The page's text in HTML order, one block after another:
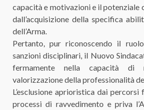
capacità e motivazioni e il
dall’acquisizione della specifica
dell’Arma.
Pertanto, pur riconoscendo il
sanzioni disciplinari, il Nuovo
fermamente nella capacità di
valorizzazione della professionalità
L’esclusione aprioristica dai
processi di ravvedimento e priva